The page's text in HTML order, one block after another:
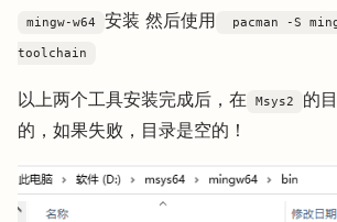
mingw-w64 安装 然后使用 pacman -S
toolchain
以上两个工具安装完成后，在 Msys2
的
的，如果失败，目录是空的！